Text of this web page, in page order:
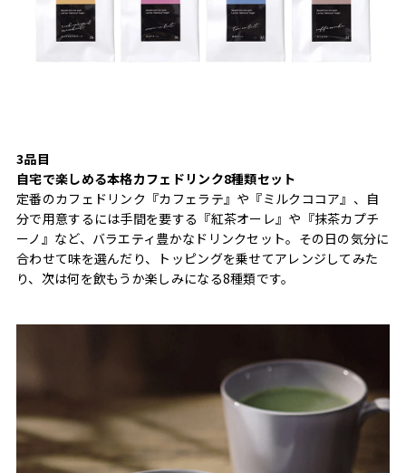
3品目
自宅で楽しめる本格カフェドリンク8種類セット
定番のカフェドリンク『カフェラテ』や『ミルクココア』、自
分で用意するには手間を要する『紅茶オーレ』や『抹茶カプチ
ーノ』など、バラエティ豊かなドリンクセット。その日の気分に
合わせて味を選んだり、トッピングを乗せてアレンジしてみた
り、次は何を飲もうか楽しみになる8種類です。